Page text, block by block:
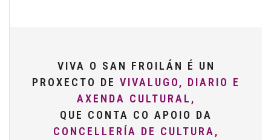
VIVA O SAN FROILÁN É UN
PROXECTO DE VIVALUGO, DIARIO E
AXENDA CULTURAL,
QUE CONTA CO APOIO DA
CONCELLERÍA DE CULTURA,